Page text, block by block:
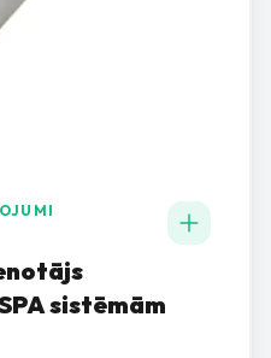
sistēmām